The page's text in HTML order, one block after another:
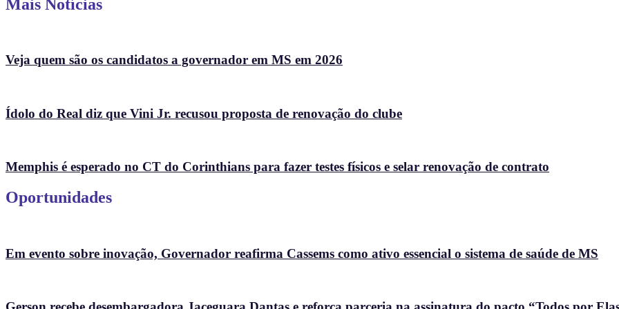
Mais Notícias
Veja quem são os candidatos a governador em MS em 2026
Ídolo do Real diz que Vini Jr. recusou proposta de renovação do clube
Memphis é esperado no CT do Corinthians para fazer testes físicos e selar renovação de contrato
Oportunidades
Em evento sobre inovação, Governador reafirma Cassems como ativo essencial o sistema de saúde de MS